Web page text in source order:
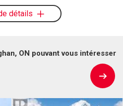
détails
ON pouvant vous intéresser